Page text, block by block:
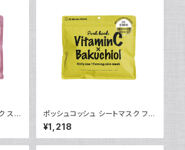
ス
ポッシュコッシュ シートマスク ファ
ーミングスキン
¥1,218